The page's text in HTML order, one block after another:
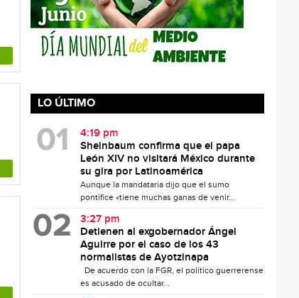
LO ÚLTIMO
4:19 pm
Sheinbaum confirma que el papa
León XIV no visitará México durante
su gira por Latinoamérica
Aunque la mandataria dijo que el sumo
pontífice «tiene muchas ganas de venir...
3:27 pm
Detienen al exgobernador Ángel
Aguirre por el caso de los 43
normalistas de Ayotzinapa
De acuerdo con la FGR, el político guerrerense
es acusado de ocultar...